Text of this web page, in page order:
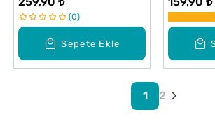
Sepete Ekle
0
300 ml
1 2